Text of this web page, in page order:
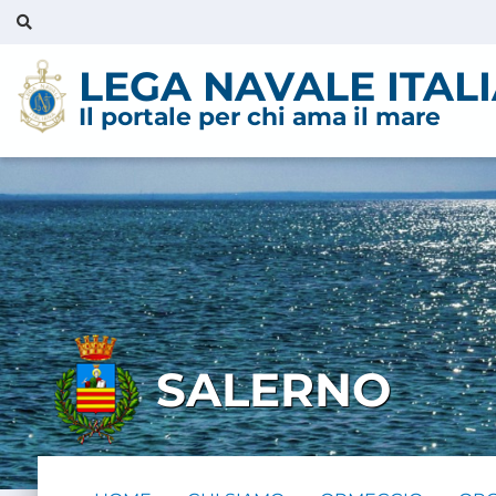
LEGA NAVALE
Il portale per chi ama il mare
SALERNO